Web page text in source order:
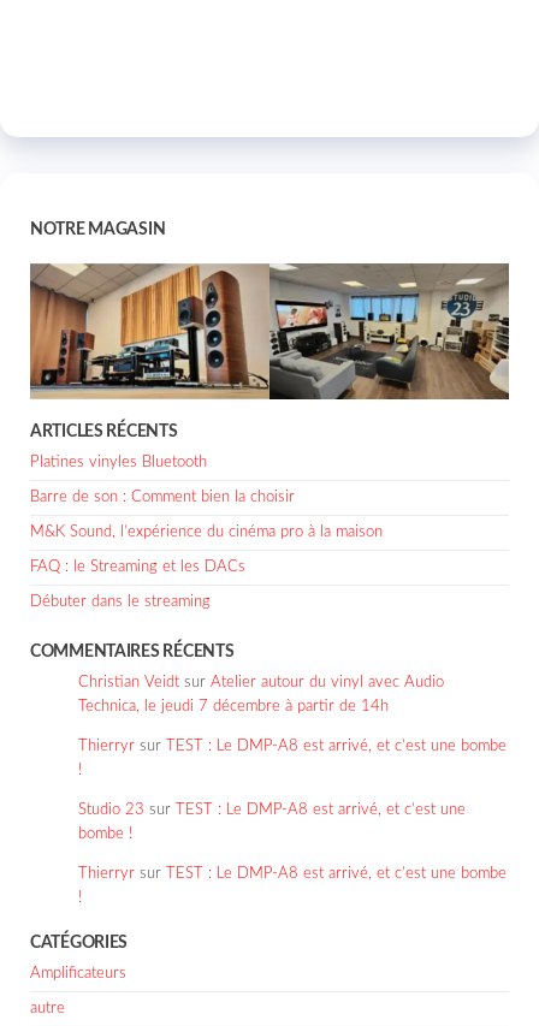
NOTRE MAGASIN
ARTICLES RÉCENTS
Platines vinyles Bluetooth
Barre de son : Comment bien la choisir
M&K Sound, l’expérience du cinéma pro à la maison
FAQ : le Streaming et les DACs
Débuter dans le streaming
COMMENTAIRES RÉCENTS
Christian Veidt sur Atelier autour du vinyl avec Audio
Technica, le jeudi 7 décembre à partir de 14h
Thierryr sur
TEST : Le DMP-A8 est arrivé, et c’est une bombe
!
Studio 23 sur
TEST : Le DMP-A8 est arrivé, et c’est une
bombe !
Thierryr sur
TEST : Le DMP-A8 est arrivé, et c’est une bombe
!
CATÉGORIES
Amplificateurs
autre